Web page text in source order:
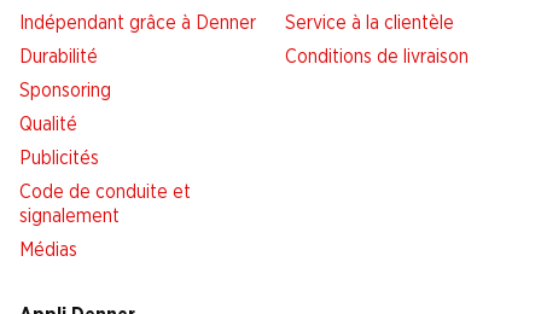
Indépendant grâce à Denner
Durabilité
Sponsoring
Qualité
Publicités
Code de conduite et
signalement
Médias
Service à la clientèle
Conditions de livraison